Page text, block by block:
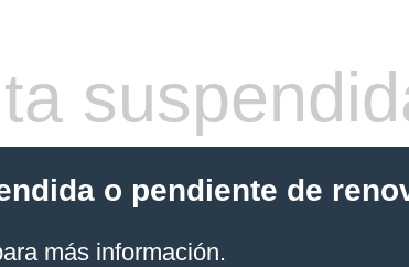
o pendiente de
más información.